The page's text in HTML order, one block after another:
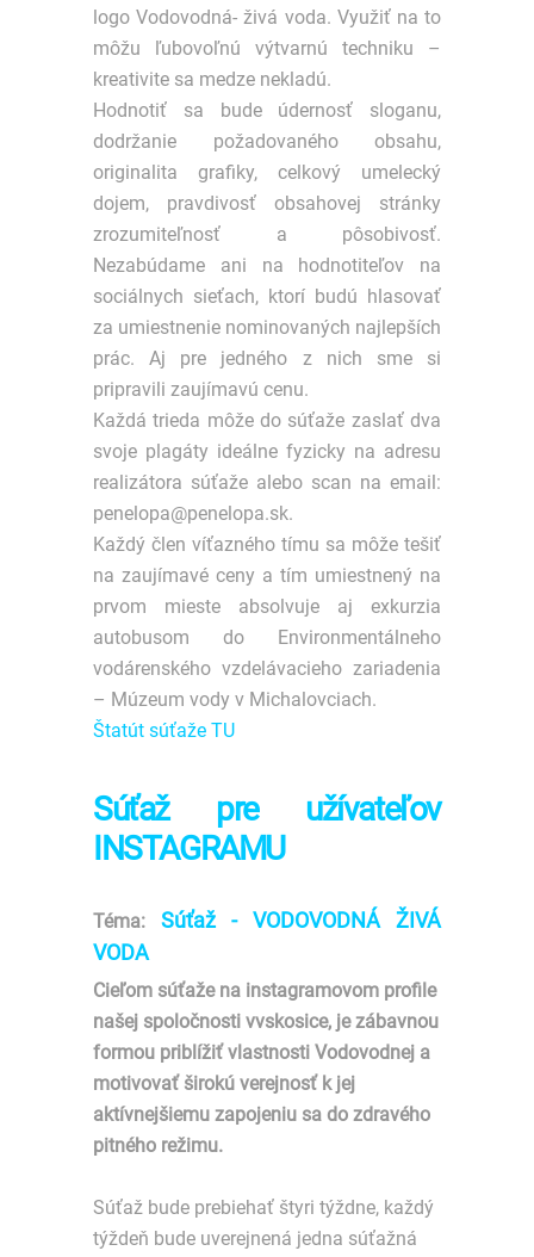
logo Vodovodná- živá voda. Využiť na to
môžu ľubovoľnú výtvarnú techniku –
kreativite sa medze nekladú.
Hodnotiť sa bude údernosť sloganu,
dodržanie požadovaného obsahu,
originalita grafiky, celkový umelecký
dojem, pravdivosť obsahovej stránky
zrozumiteľnosť a pôsobivosť.
Nezabúdame ani na hodnotiteľov na
sociálnych sieťach, ktorí budú hlasovať
za umiestnenie nominovaných najlepších
prác. Aj pre jedného z nich sme si
pripravili zaujímavú cenu.
Každá trieda môže do súťaže zaslať dva
svoje plagáty ideálne fyzicky na adresu
realizátora súťaže alebo scan na email:
penelopa@penelopa.sk.
Každý člen víťazného tímu sa môže tešiť
na zaujímavé ceny a tím umiestnený na
prvom mieste absolvuje aj exkurzia
autobusom do Environmentálneho
vodárenského vzdelávacieho zariadenia
– Múzeum vody v Michalovciach.
Štatút súťaže TU
Súťaž pre užívateľov
INSTAGRAMU
Téma:
Súťaž - VODOVODNÁ ŽIVÁ
VODA
Cieľom súťaže na instagramovom profile
našej spoločnosti vvskosice, je zábavnou
formou priblížiť vlastnosti Vodovodnej a
motivovať širokú verejnosť k jej
aktívnejšiemu zapojeniu sa do zdravého
pitného režimu.
Súťaž bude prebiehať štyri týždne, každý
týždeň bude uverejnená jedna súťažná